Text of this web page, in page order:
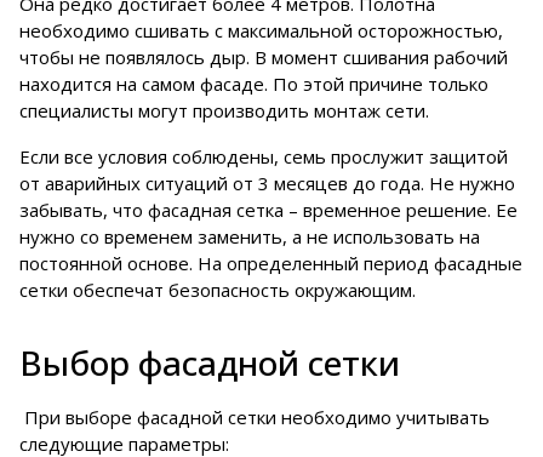
необходимо сшивать с максимальной осторожностью,
чтобы не появлялось дыр. В момент сшивания рабочий
находится на самом фасаде. По этой причине только
специалисты могут производить монтаж сети.
Если все условия соблюдены, семь прослужит защитой
от аварийных ситуаций от 3 месяцев до года. Не нужно
забывать, что фасадная сетка – временное решение. Ее
нужно со временем заменить, а не использовать на
постоянной основе. На определенный период фасадные
сетки обеспечат безопасность окружающим.
Выбор фасадной сетки
При выборе фасадной сетки необходимо учитывать
следующие параметры: